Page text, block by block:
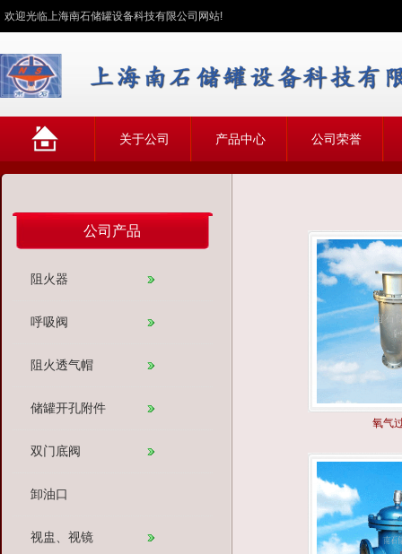
欢迎光临上海南石储罐设备科技有限公司网站!
关于公司 产品中心 公司荣誉
公司产品
阻火器
呼吸阀
阻火透气帽
储罐开孔附件
双门底阀
卸油口
视盅、视镜
氧气